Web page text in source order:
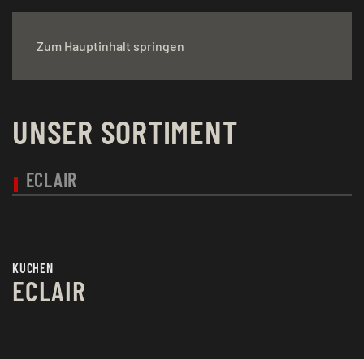
Zum Hauptinhalt springen
UNSER SORTIMENT
ECLAIR
KUCHEN
ECLAIR